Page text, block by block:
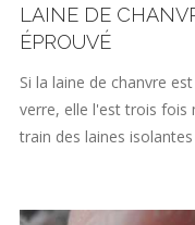
LAINE DE
ÉPROUVÉ
Si la laine de chanvre
verre, elle l'est trois fois
train des laines